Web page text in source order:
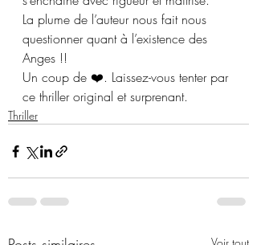
La plume de l’auteur nous fait nous
questionner quant à l’existence des
Anges !!
Un coup de ❤️. Laissez-vous tenter par
ce thriller original et surprenant.
Thriller